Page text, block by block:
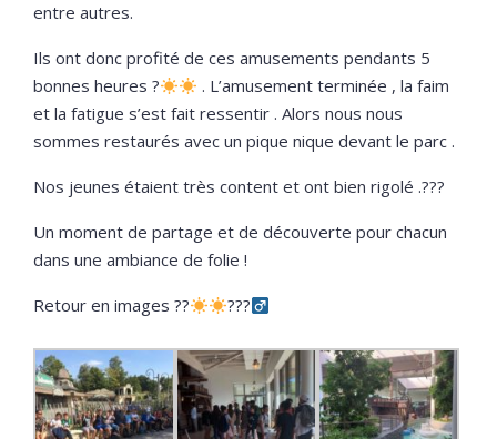
entre autres.
Ils ont donc profité de ces amusements pendants 5
bonnes heures ?
. L’amusement terminée , la faim
et la fatigue s’est fait ressentir . Alors nous nous
sommes restaurés avec un pique nique devant le parc .
Nos jeunes étaient très content et ont bien rigolé .???
Un moment de partage et de découverte pour chacun
dans une ambiance de folie !
Retour en images ?? ???‍